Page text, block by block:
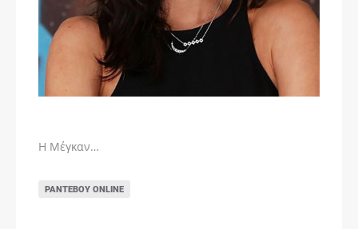
Η Μέγκαν…
ΡΑΝΤΕΒΟΎ ONLINE